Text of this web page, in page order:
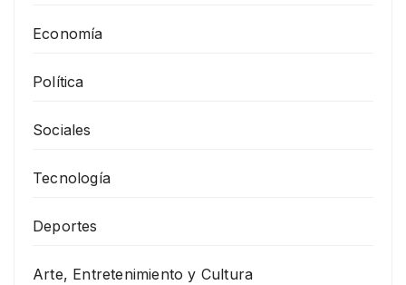
Economía
Política
Sociales
Tecnología
Deportes
Arte, Entretenimiento y Cultura